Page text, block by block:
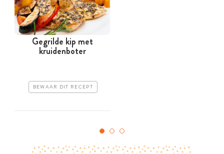
Gegrilde kip met
kruidenboter
BEWAAR DIT RECEPT